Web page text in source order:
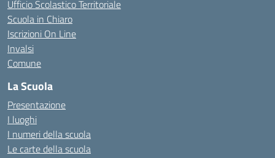
Ufficio Scolastico Territoriale
Scuola in Chiaro
Iscrizioni On Line
Invalsi
Comune
La Scuola
Presentazione
I luoghi
I numeri della scuola
Le carte della scuola